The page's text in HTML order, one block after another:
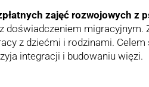
zajęć rozwojowych z
migracyjnym.
z dziećmi i rodzinami.
integracji i budowaniu więzi.